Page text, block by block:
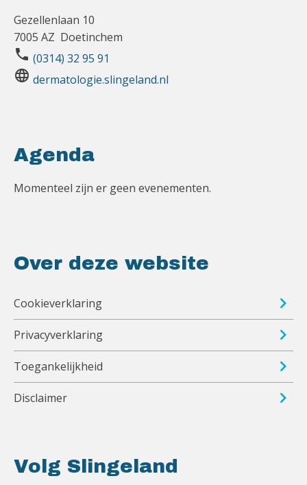
Gezellenlaan 10
7005 AZ Doetinchem
phone (0314) 32 95 91
language dermatologie.slingeland.nl
Volg Slingeland
Agenda
Momenteel zijn er geen evenementen.
Over deze website
Cookieverklaring
Privacyverklaring
Toegankelijkheid
Disclaimer